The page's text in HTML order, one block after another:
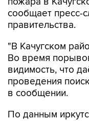
сообщает пресс-
правительства.
"В Качугском
Во время
видимость, что
проведения
в сообщении.
По данным